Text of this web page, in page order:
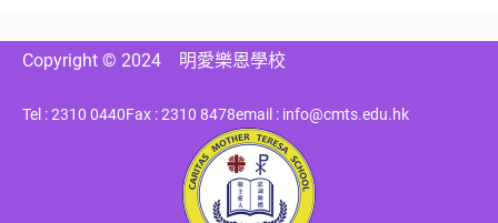
Copyright © 2024 明愛樂恩學校
Tel : 2310 0440Fax : 2310 8478email : info@cmts.edu.hk